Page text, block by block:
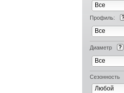
Все
Профиль:
Все
Диаметр
Все
Сезонность
Любой